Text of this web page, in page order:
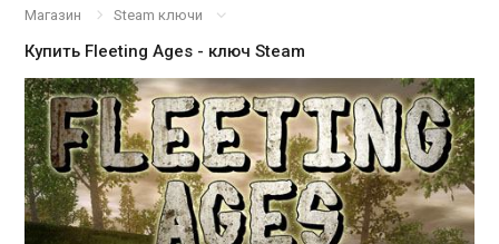
Магазин Steam ключи
Купить Fleeting Ages - ключ Steam